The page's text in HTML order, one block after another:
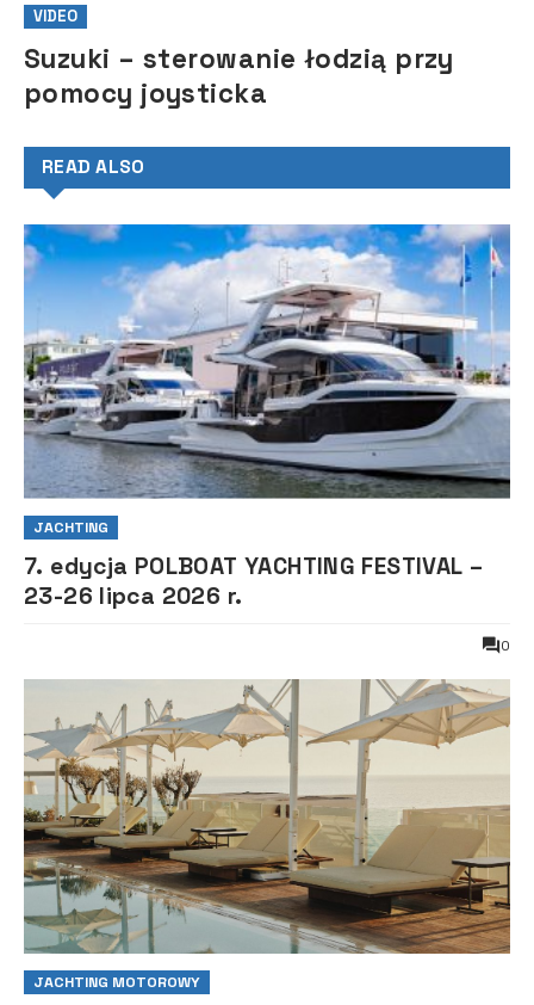
VIDEO
Suzuki – sterowanie łodzią przy
pomocy joysticka
READ ALSO
JACHTING
7. edycja POLBOAT YACHTING FESTIVAL –
23-26 lipca 2026 r.
0
JACHTING MOTOROWY